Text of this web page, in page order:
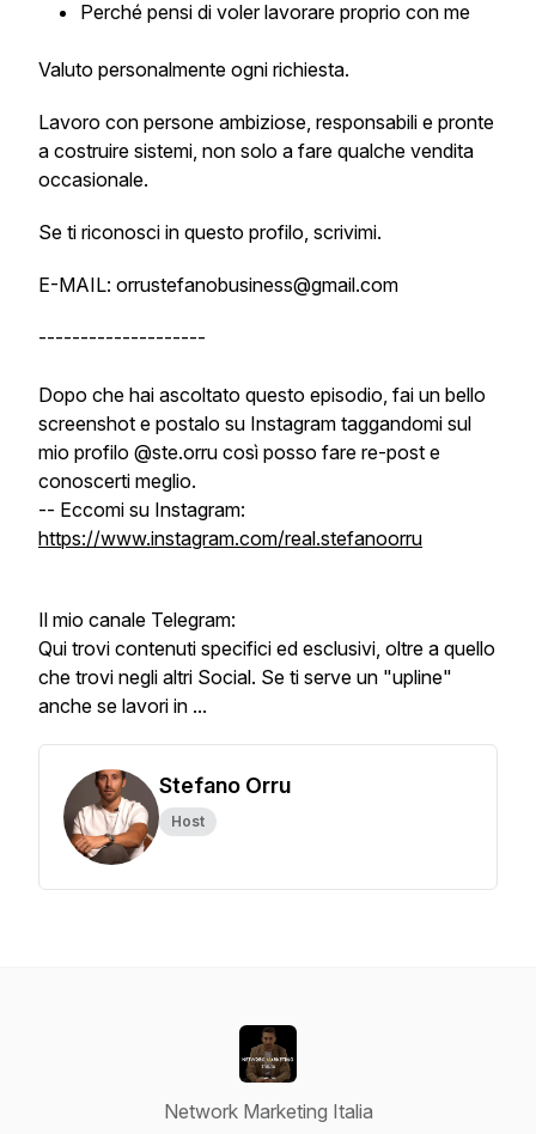
Perché pensi di voler lavorare proprio con me
Valuto personalmente ogni richiesta.
Lavoro con persone ambiziose, responsabili e pronte
a costruire sistemi, non solo a fare qualche vendita
occasionale.
Se ti riconosci in questo profilo, scrivimi.
E-MAIL: orrustefanobusiness@gmail.com
--------------------
Dopo che hai ascoltato questo episodio, fai un bello
screenshot e postalo su Instagram taggandomi sul
mio profilo @ste.orru così posso fare re-post e
conoscerti meglio.
-- Eccomi su Instagram:
https://www.instagram.com/real.stefanoorru
Il mio canale Telegram:
Qui trovi contenuti specifici ed esclusivi, oltre a quello
che trovi negli altri Social. Se ti serve un "upline"
anche se lavori in ...
Stefano Orru
Host
Network Marketing Italia